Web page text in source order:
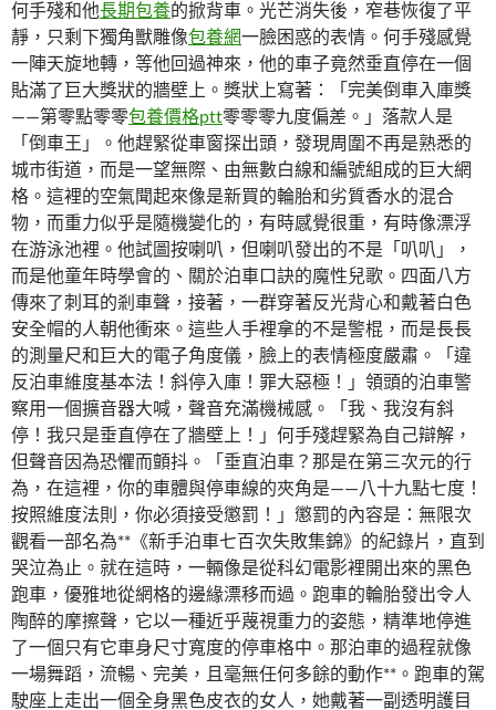
何手殘和他長期包養的掀背車。光芒消失後，窄巷恢復了平
靜，只剩下獨角獸雕像包養網一臉困惑的表情。何手殘感覺
一陣天旋地轉，等他回過神來，他的車子竟然垂直停在一個
貼滿了巨大獎狀的牆壁上。獎狀上寫著：「完美倒車入庫獎
——第零點零零包養價格ptt零零零九度偏差。」落款人是
「倒車王」。他趕緊從車窗探出頭，發現周圍不再是熟悉的
城市街道，而是一望無際、由無數白線和編號組成的巨大網
格。這裡的空氣聞起來像是新買的輪胎和劣質香水的混合
物，而重力似乎是隨機變化的，有時感覺很重，有時像漂浮
在游泳池裡。他試圖按喇叭，但喇叭發出的不是「叭叭」，
而是他童年時學會的、關於泊車口訣的魔性兒歌。四面八方
傳來了刺耳的剎車聲，接著，一群穿著反光背心和戴著白色
安全帽的人朝他衝來。這些人手裡拿的不是警棍，而是長長
的測量尺和巨大的電子角度儀，臉上的表情極度嚴肅。「違
反泊車維度基本法！斜停入庫！罪大惡極！」領頭的泊車警
察用一個擴音器大喊，聲音充滿機械感。「我、我沒有斜
停！我只是垂直停在了牆壁上！」何手殘趕緊為自己辯解，
但聲音因為恐懼而顫抖。「垂直泊車？那是在第三次元的行
為，在這裡，你的車體與停車線的夾角是——八十九點七度！
按照維度法則，你必須接受懲罰！」懲罰的內容是：無限次
觀看一部名為**《新手泊車七百次失敗集錦》的紀錄片，直到
哭泣為止。就在這時，一輛像是從科幻電影裡開出來的黑色
跑車，優雅地從網格的邊緣漂移而過。跑車的輪胎發出令人
陶醉的摩擦聲，它以一種近乎蔑視重力的姿態，精準地停進
了一個只有它車身尺寸寬度的停車格中。那泊車的過程就像
一場舞蹈，流暢、完美，且毫無任何多餘的動作**。跑車的駕
駛座上走出一個全身黑色皮衣的女人，她戴著一副透明護目